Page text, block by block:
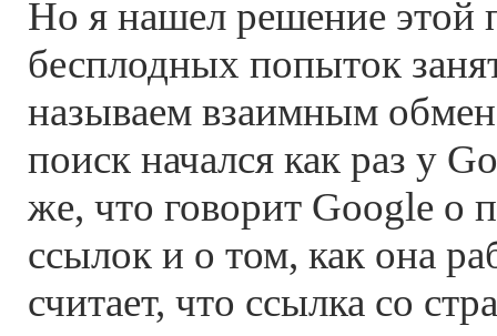
Но я нашел решение этой
бесплодных попыток
называем взаимным
поиск начался как раз у
же, что говорит Google о
ссылок и о том, как она
считает, что ссылка со